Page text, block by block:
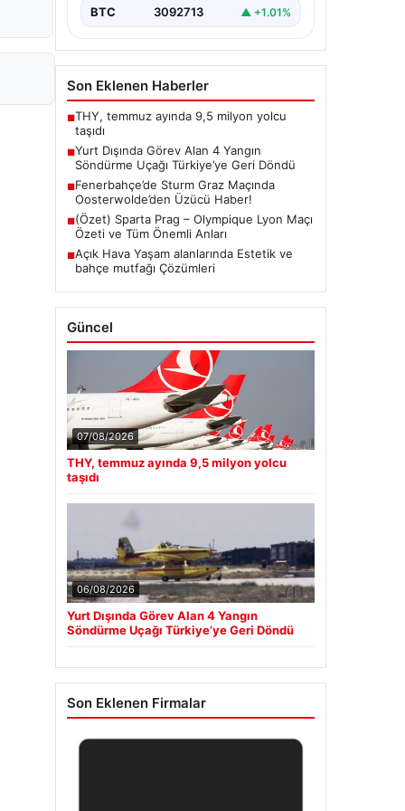
BTC 3092713 ▲ +1.01%
Son Eklenen Haberler
■THY, temmuz ayında 9,5 milyon yolcu
taşıdı
■Yurt Dışında Görev Alan 4 Yangın
Söndürme Uçağı Türkiye’ye Geri Döndü
■Fenerbahçe’de Sturm Graz Maçında
Oosterwolde’den Üzücü Haber!
■(Özet) Sparta Prag – Olympique Lyon Maçı
Özeti ve Tüm Önemli Anları
■Açık Hava Yaşam alanlarında Estetik ve
bahçe mutfağı Çözümleri
Güncel
07/08/2026
THY, temmuz ayında 9,5 milyon yolcu
taşıdı
06/08/2026
Yurt Dışında Görev Alan 4 Yangın
Söndürme Uçağı Türkiye’ye Geri Döndü
Son Eklenen Firmalar